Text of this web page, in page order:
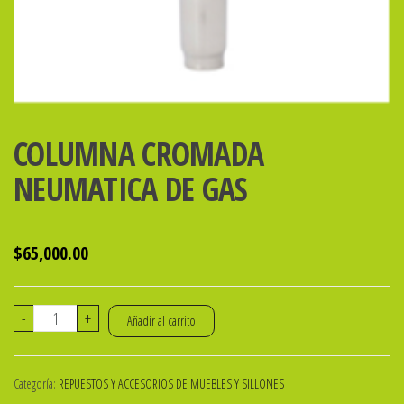
COLUMNA CROMADA
NEUMATICA DE GAS
$65,000.00
-
COLUMNA
DE
+ Añadir al carrito
Categoría: REPUESTOS Y ACCESORIOS DE MUEBLES Y SILLONES